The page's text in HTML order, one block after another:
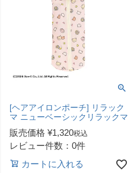
[ヘアアイロンポーチ] リラック
マ ニューベーシックリラックマ
販売価格 ¥1,320税込
レビュー件数：0件
カートに入れる